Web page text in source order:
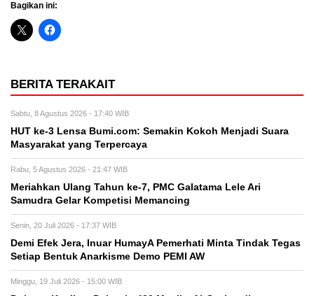
Bagikan ini:
BERITA TERAKAIT
Sabtu, 8 Agustus 2026 - 17:40 WIB
HUT ke-3 Lensa Bumi.com: Semakin Kokoh Menjadi Suara
Masyarakat yang Terpercaya
Rabu, 5 Agustus 2026 - 21:47 WIB
Meriahkan Ulang Tahun ke-7, PMC Galatama Lele Ari
Samudra Gelar Kompetisi Memancing
Senin, 20 Juli 2026 - 17:37 WIB
Demi Efek Jera, Inuar HumayA Pemerhati Minta Tindak Tegas
Setiap Bentuk Anarkisme Demo PEMI AW
Minggu, 19 Juli 2026 - 15:00 WIB